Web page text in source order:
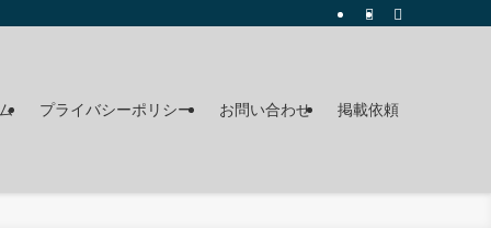
プライバシーポリシー お問い合わせ 掲載依頼